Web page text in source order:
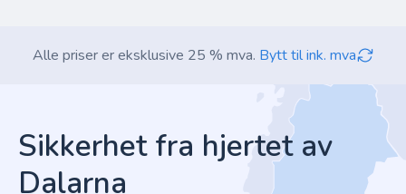
Alle priser er eksklusive 25 % mva. Bytt til ink. mva
Sikkerhet fra hjertet av
Dalarna